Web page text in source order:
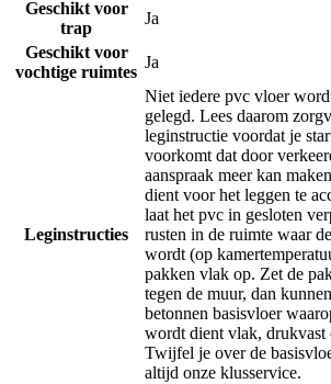
Geschikt voor
trap
Ja
Geschikt voor
vochtige ruimtes
Ja
Leginstructies
Niet iedere pvc vloer
gelegd. Lees daarom
leginstructie voordat je
voorkomt dat door
aanspraak meer kan
dient voor het leggen te
laat het pvc in gesloten
rusten in de ruimte waar
wordt (op
pakken vlak op. Zet de
tegen de muur, dan
betonnen basisvloer
wordt dient vlak,
Twijfel je over de
altijd onze klusservice.